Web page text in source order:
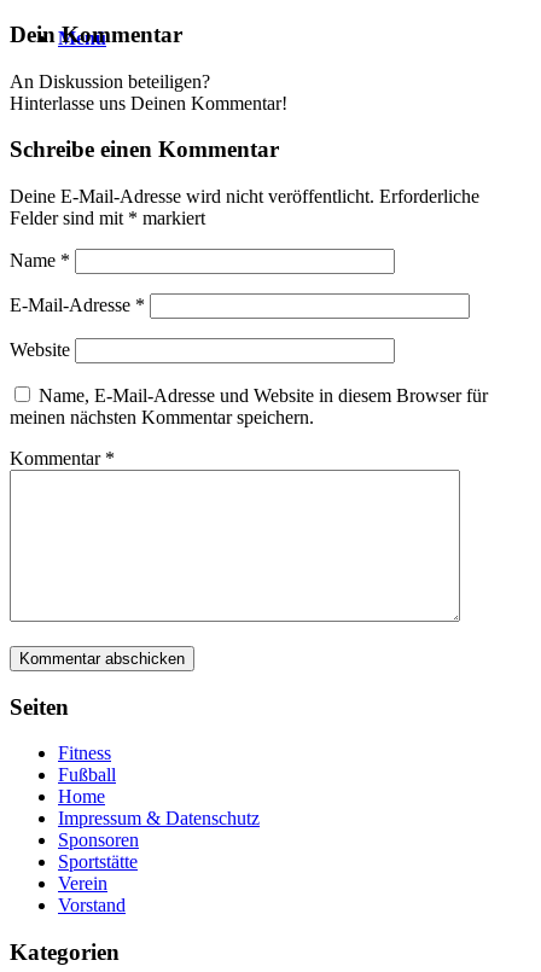
Menü
Dein Kommentar
An Diskussion beteiligen?
Hinterlasse uns Deinen Kommentar!
Schreibe einen Kommentar
Deine E-Mail-Adresse wird nicht veröffentlicht. Erforderliche
Felder sind mit * markiert
Name *
E-Mail-Adresse *
Website
Name, E-Mail-Adresse und Website in diesem Browser für
meinen nächsten Kommentar speichern.
Kommentar *
Seiten
Fitness
Fußball
Home
Impressum & Datenschutz
Sponsoren
Sportstätte
Verein
Vorstand
Kategorien